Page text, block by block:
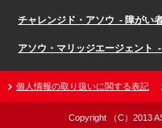
チャレンジド・アソウ - 障がい
アソウ・マリッジエージェント
個人情報の取り扱いに関する表記
Copyright （C）2013